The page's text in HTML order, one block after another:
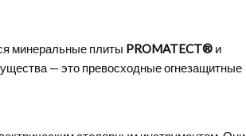
минеральные плиты PROMATECT® и
— это превосходные огнезащитные